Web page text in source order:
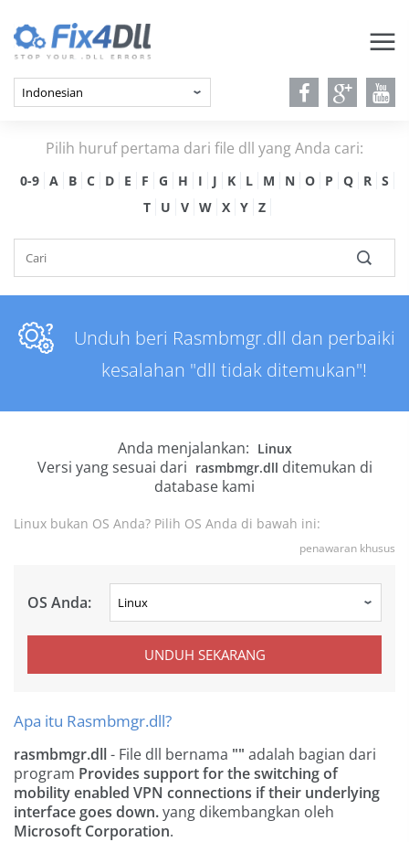
Pilih huruf pertama dari file dll yang Anda cari:
0-9 A B C D E F G H I J K L M N O P Q R
S
T
U V W X Y Z
Unduh beri Rasmbmgr.dll dan perbaiki
kesalahan "dll tidak ditemukan"!
Anda menjalankan: Linux
Versi yang sesuai dari rasmbmgr.dll ditemukan di
database kami
Linux bukan OS Anda? Pilih OS Anda di bawah ini:
penawaran khusus
OS Anda:
UNDUH SEKARANG
Apa itu Rasmbmgr.dll?
rasmbmgr.dll- File dll bernama "" adalah bagian dari
program Provides support for the switching of
mobility enabled VPN connections if their underlying
interface goes down.yang dikembangkan oleh
Microsoft Corporation.